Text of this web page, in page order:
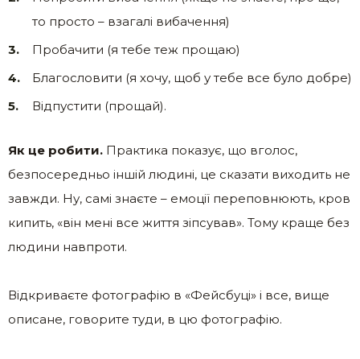
то просто – взагалі вибачення)
Пробачити (я тебе теж прощаю)
Благословити (я хочу, щоб у тебе все було добре)
Відпустити (прощай).
Як це робити. Практика показує, що вголос,
безпосередньо іншій людині, це сказати виходить не
завжди. Ну, самі знаєте – емоції переповнюють, кров
кипить, «він мені все життя зіпсував». Тому краще без
людини навпроти.
Відкриваєте фотографію в «Фейсбуці» і все, вище
описане, говорите туди, в цю фотографію.